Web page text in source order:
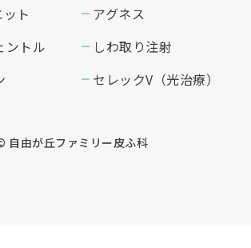
ト
アグネス
ントル
しわ取り注射
セレックV（光治療）
自由が丘ファミリー皮ふ科